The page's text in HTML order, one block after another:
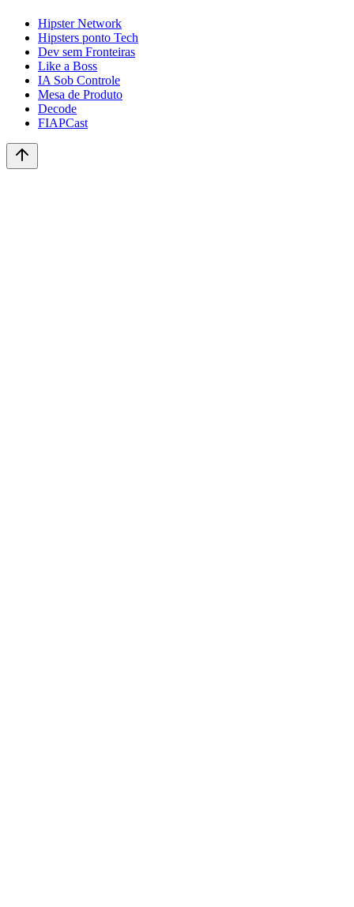
Hipster Network
Hipsters ponto Tech
Dev sem Fronteiras
Like a Boss
IA Sob Controle
Mesa de Produto
Decode
FIAPCast